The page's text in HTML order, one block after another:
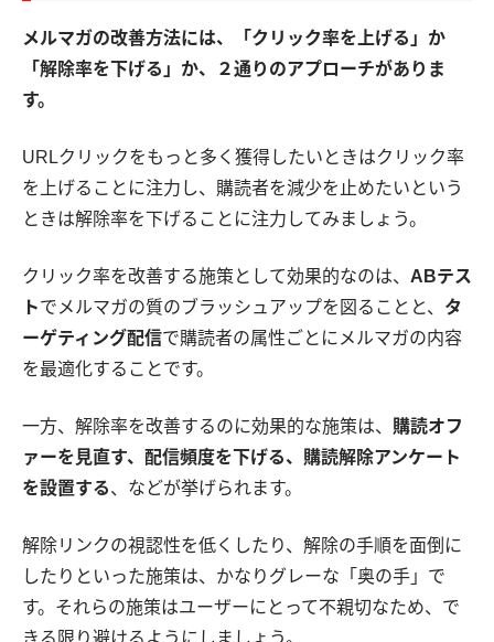
メルマガの改善方法には、「クリック率を上げる」か
「解除率を下げる」か、２通りのアプローチがありま
す。
URLクリックをもっと多く獲得したいときはクリック率
を上げることに注力し、購読者を減少を止めたいという
ときは解除率を下げることに注力してみましょう。
クリック率を改善する施策として効果的なのは、 ABテス
トでメルマガの質のブラッシュアップを図ることと、 タ
ーゲティング配信で購読者の属性ごとにメルマガの内容
を最適化することです。
一方、解除率を改善するのに効果的な施策は、 購読オフ
ァーを見直す、配信頻度を下げる、購読解除アンケート
を設置する、などが挙げられます。
解除リンクの視認性を低くしたり、解除の手順を面倒に
したりといった施策は、かなりグレーな「奥の手」で
す。それらの施策はユーザーにとって不親切なため、で